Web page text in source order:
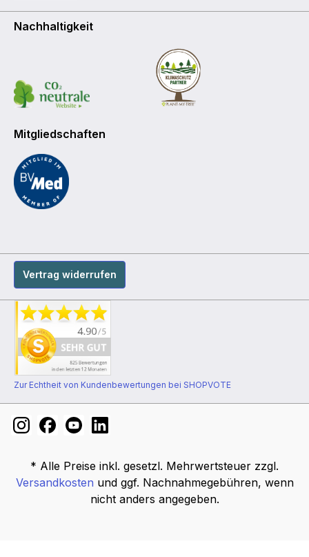
Nachhaltigkeit
Mitgliedschaften
Vertrag widerrufen
Zur Echtheit von Kundenbewertungen bei SHOPVOTE
* Alle Preise inkl. gesetzl. Mehrwertsteuer zzgl.
Versandkosten und ggf. Nachnahmegebühren, wenn
nicht anders angegeben.